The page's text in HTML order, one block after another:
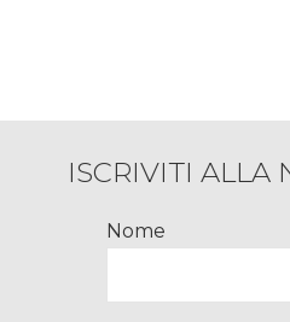
ISCRIVITI ALLA
Nome